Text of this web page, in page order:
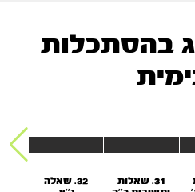
בהסתכלות
31. שאלות
32. שאלה